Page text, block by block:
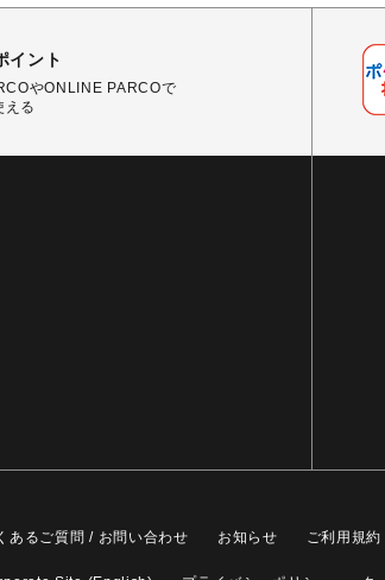
イント
やONLINE PARCOで
える
あるご質問 / お問い合わせ お知らせ ご利用規約